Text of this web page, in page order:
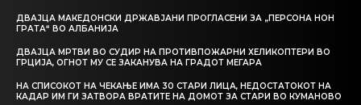
ДВАЈЦА МАКЕДОНСКИ ДРЖАВЈАНИ ПРОГЛАСЕНИ ЗА „ПЕРСОНА НОН
ГРАТА“ ВО АЛБАНИЈА
ДВАЈЦА МРТВИ ВО СУДИР НА ПРОТИВПОЖАРНИ ХЕЛИКОПТЕРИ ВО
ГРЦИЈА, ОГНОТ МУ СЕ ЗАКАНУВА НА ГРАДОТ МЕГАРА
НА СПИСОКОТ НА ЧЕКАЊЕ ИМА 30 СТАРИ ЛИЦА, НЕДОСТАТОКОТ НА
КАДАР ИМ ГИ ЗАТВОРА ВРАТИТЕ НА ДОМОТ ЗА СТАРИ ВО КУМАНОВО